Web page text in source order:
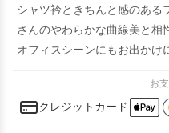
シャツ衿ときちんと感のある
さんのやわらかな曲線美と相
オフィスシーンにもお出かけ
お
クレジットカード